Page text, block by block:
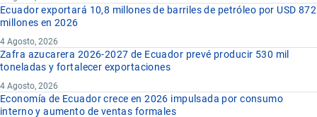
Ecuador exportará 10,8 millones de barriles de petróleo por USD 872
millones en 2026
4 Agosto, 2026
Zafra azucarera 2026-2027 de Ecuador prevé producir 530 mil
toneladas y fortalecer exportaciones
4 Agosto, 2026
Economía de Ecuador crece en 2026 impulsada por consumo
interno y aumento de ventas formales